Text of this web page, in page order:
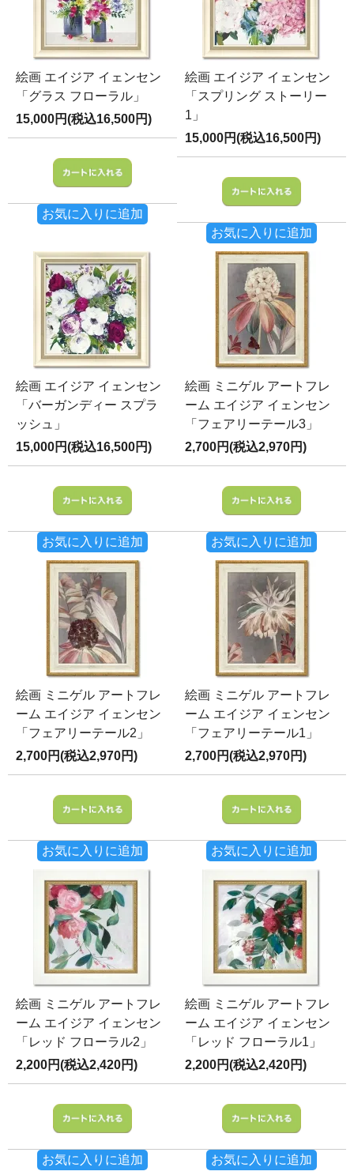
絵画 エイジア イェンセン
「グラス フローラル」
15,000円(税込16,500円)
お気に入りに追加
絵画 エイジア イェンセン
「スプリング ストーリー
1」
15,000円(税込16,500円)
お気に入りに追加
絵画 エイジア イェンセン
「バーガンディー スプラ
ッシュ」
15,000円(税込16,500円)
お気に入りに追加
絵画 ミニゲル アートフレ
ーム エイジア イェンセン
「フェアリーテール3」
2,700円(税込2,970円)
お気に入りに追加
絵画 ミニゲル アートフレ
ーム エイジア イェンセン
「フェアリーテール2」
2,700円(税込2,970円)
お気に入りに追加
絵画 ミニゲル アートフレ
ーム エイジア イェンセン
「フェアリーテール1」
2,700円(税込2,970円)
お気に入りに追加
絵画 ミニゲル アートフレ
ーム エイジア イェンセン
「レッド フローラル2」
2,200円(税込2,420円)
お気に入りに追加
絵画 ミニゲル アートフレ
ーム エイジア イェンセン
「レッド フローラル1」
2,200円(税込2,420円)
お気に入りに追加